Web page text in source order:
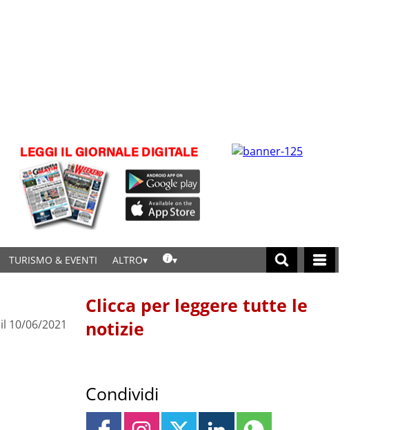
TURISMO & EVENTI ALTRO
il 10/06/2021
Clicca per leggere tutte le
notizie
Condividi